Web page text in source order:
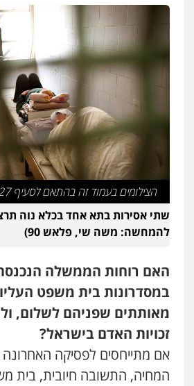
עו"ד שלי גורביץ –
משפט פלילי פשיעה
וחקירות תעבורה
0544218336
משרד עורכי דין חן
פלילי דיני תעבורה
0505078733
עו"ד קארין לגטיוי
פלילי פשיעה חמורה
0507446995
פלילי משפחה אזרחי
0502130230
עו"ד אילן אלימלך
פלילי פשיעה חמורה
0522992110
הצילומים בעמוד זה בהתאם לסעיף 27א לחוק זכויות יוצרים
שתי אסירות בתא אחד בכלא נוה
להמחשה: משה שי, פלאש 90)
האם רוחות הממשלה
במסדרונות בית משפט
מאותתים שפניהם לשלום,
זכויות האדם בישראל?
אם מתייחסים לפסיקה
המחיה, התשובה חיובית, בית